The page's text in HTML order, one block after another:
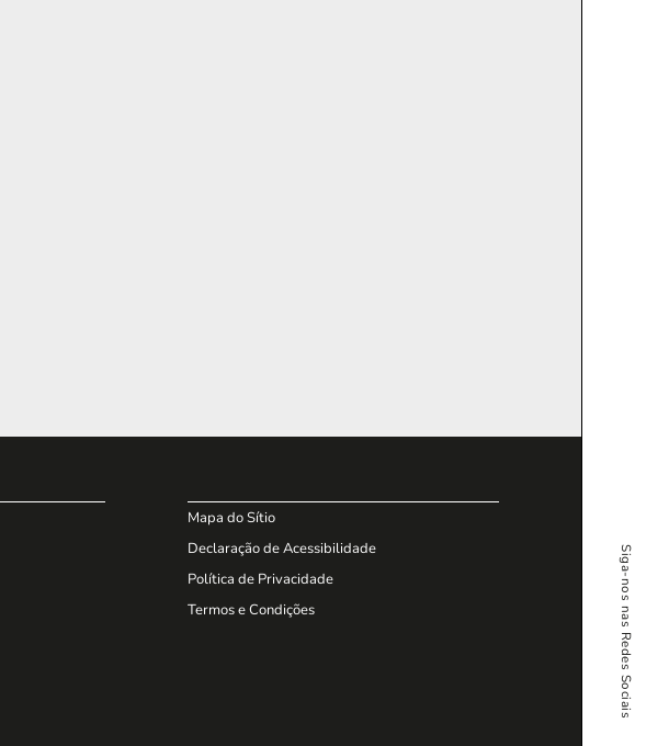
Siga-nos nas Redes Sociais
Mapa do Sítio
Declaração de Acessibilidade
Política de Privacidade
Termos e Condições